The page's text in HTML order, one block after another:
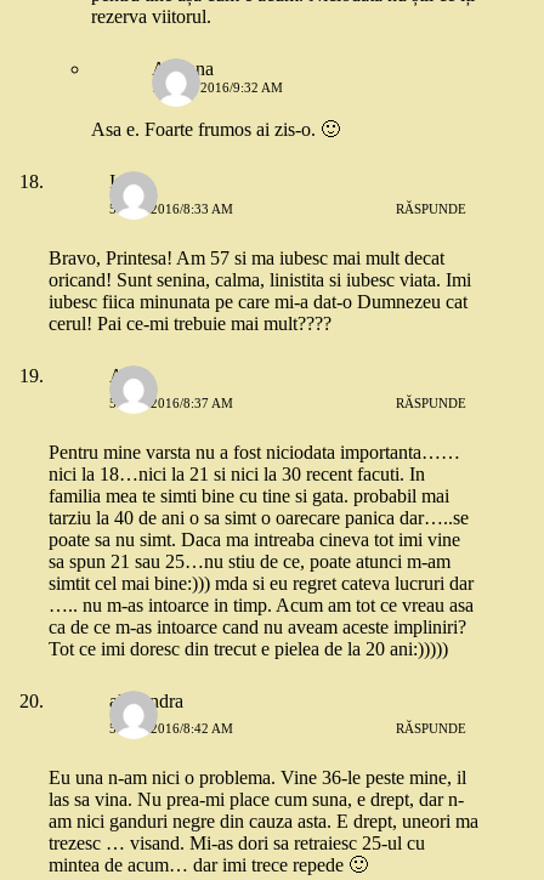
rezerva viitorul.
Adriana
12 MAI 2016/9:32 AM
Asa e. Foarte frumos ai zis-o. 🙂
Irina
5 MAI 2016/8:33 AM RĂSPUNDE
Bravo, Printesa! Am 57 si ma iubesc mai mult decat
oricand! Sunt senina, calma, linistita si iubesc viata. Imi
iubesc fiica minunata pe care mi-a dat-o Dumnezeu cat
cerul! Pai ce-mi trebuie mai mult????
Anca
5 MAI 2016/8:37 AM RĂSPUNDE
Pentru mine varsta nu a fost niciodata importanta……
nici la 18…nici la 21 si nici la 30 recent facuti. In
familia mea te simti bine cu tine si gata. probabil mai
tarziu la 40 de ani o sa simt o oarecare panica dar…..se
poate sa nu simt. Daca ma intreaba cineva tot imi vine
sa spun 21 sau 25…nu stiu de ce, poate atunci m-am
simtit cel mai bine:))) mda si eu regret cateva lucruri dar
….. nu m-as intoarce in timp. Acum am tot ce vreau asa
ca de ce m-as intoarce cand nu aveam aceste impliniri?
Tot ce imi doresc din trecut e pielea de la 20 ani:)))))
alexandra
5 MAI 2016/8:42 AM RĂSPUNDE
Eu una n-am nici o problema. Vine 36-le peste mine, il
las sa vina. Nu prea-mi place cum suna, e drept, dar n-
am nici ganduri negre din cauza asta. E drept, uneori ma
trezesc … visand. Mi-as dori sa retraiesc 25-ul cu
mintea de acum… dar imi trece repede 🙂